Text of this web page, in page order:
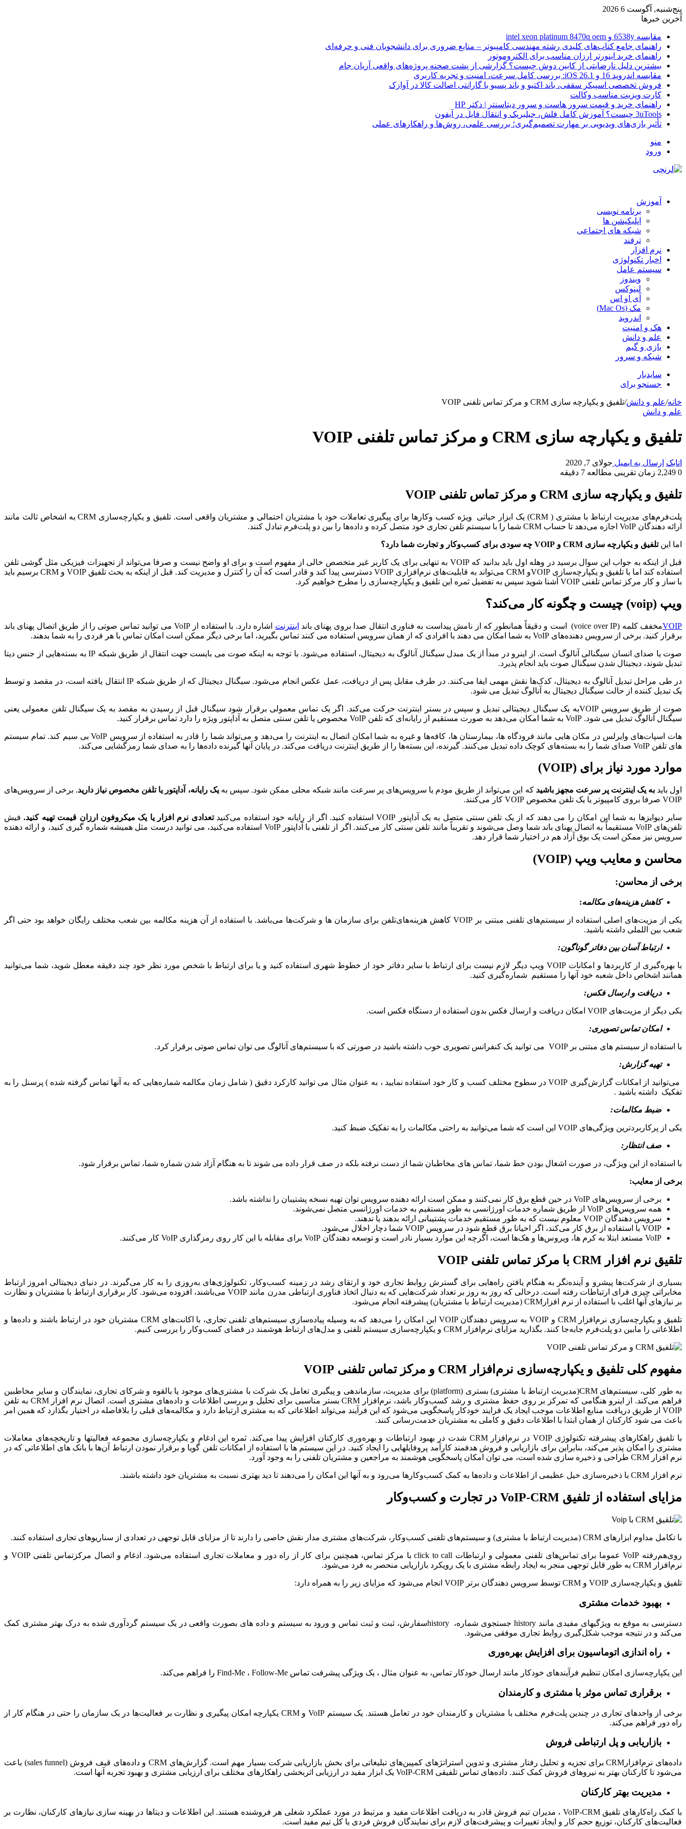
پنج‌شنبه, آگوست 6 2026
آخرین خبرها
مقایسه 6538y و intel xeon platinum 8470q oem
راهنمای جامع کتاب‌های کلیدی رشته مهندسی کامپیوتر – منابع ضروری برای دانشجویان فنی و حرفه‌ای
راهنمای خرید اینورتر ارزان مناسب برای الکتروموتور
بیشترین دلیل نارضایتی از کابین دوش چیست؟ گزارشی از پشت صحنه پروژه‌های واقعی آریان جام
مقایسه اندروید 16 و iOS 26.1: بررسی کامل سرعت، امنیت و تجربه کاربری
فروش تخصصی اسپیکر سقفی، باند اکتیو و باند پسیو با گارانتی اصالت کالا در آوازک
کارت ویزیت مناسب وکالت
راهنمای خرید و قیمت سرور هاست و سرور دیتاسنتر | دکتر HP
3uTools چیست؟ آموزش کامل فلش، جیلبریک و انتقال فایل در آیفون
تأثیر بازی‌های ویدیویی بر مهارت تصمیم‌گیری؛ بررسی علمی، روش‌ها و راهکارهای عملی
منو
ورود
آموزش
برنامه نویسی
اپلیکیشن ها
شبکه های اجتماعی
ترفند
نرم افزار
اخبار تکنولوژی
سیستم عامل
ویندوز
لینوکس
آی او اس
مک (Mac Os)
اندروید
هک و امنیت
علم و دانش
بازی و گیم
شبکه و سرور
سایدبار
جستجو برای
خانه/علم و دانش/تلفیق و یکپارچه سازی CRM و مرکز تماس تلفنی VOIP
علم و دانش
تلفیق و یکپارچه سازی CRM و مرکز تماس تلفنی VOIP
اتابک ارسال به ایمیل جولای 7, 2020
0
زمان تقریبی مطالعه 7 دقیقه
تلفیق و یکپارچه سازی CRM و مرکز تماس تلفنی VOIP
پلت‌فرم‌های مدیریت ارتباط با مشتری ( CRM) یک ابزار حیاتی ویژه کسب و‌کارها برای پیگیری تعاملات خود با مشتریان احتمالی و مشتریان واقعی است. تلفیق و یکپارچه‌سازی CRM به اشخاص ثالث مانند
ارائه دهندگان VoIP اجازه می‌دهد تا حساب CRM شما را با سیستم تلفن تجاری خود متصل کرده و داده‌ها را بین دو پلت‌فرم تبادل کنند.
اما این تلفیق و یکپارچه سازی CRM و VOIP چه سودی برای کسب‌وکار و تجارت شما دارد؟
قبل از اینکه به جواب این سوال برسید در وهله اول باید بدانید که VOIP به تنهایی برای یک کاربر غیر متخصص خالی از مفهوم است و برای او واضح نیست و صرفا می‌تواند از تجهیزات فیزیکی مثل گوشی تلفن
استفاده کند اما با تلفیق و یکپارچه‌سازی VOIPو CRM می‌تواند به قابلیت‌های نرم‌افزاری VOIP دسترسی پیدا کند و قادر است که آن را کنترل و مدیریت کند. قبل از اینکه به بحث تلفیق VOIP و CRM برسیم باید
با ساز و کار مرکز تماس تلفنی VOIP آشنا شوید سپس به تفضیل ثمره این تلفیق و یکپارچه‌سازی را مطرح خواهیم کرد.
ویپ (voip) چیست و چگونه کار می‌کند؟
VOIPمخفف کلمه (voice over IP) است و دقیقاً همانطور که از نامش پیداست به فناوری انتقال صدا بروی پهنای باند اینترنت
اشاره دارد. با استفاده از VoIP می توانید تماس صوتی را از طریق اتصال پهنای باند
برقرار کنید. برخی از سرویس دهند‌ه‌های VoIP به شما امکان می دهند با افرادی که از همان سرویس استفاده می کنند تماس بگیرید، اما برخی دیگر ممکن است امکان تماس با هر فردی را به شما بدهند.
صوت یا صدای انسان سیگنالی آنالوگ است. از اینرو در مبدأ از یک مبدل سیگنال آنالوگ به دیجیتال، استفاده می‌شود. با توجه به اینکه صوت می‌ بایست جهت انتقال از طریق شبکه IP به بسته‌‌هایی از جنس دیتا
تبدیل شوند، دیجیتال شدن سیگنال صوت باید انجام پذیرد.
در طی مراحل تبدیل آنالوگ به دیجیتال، کدک‌‌ها نقش مهمی ایفا می‌کنند. در طرف مقابل پس از دریافت، عمل عکس انجام می‌شود. سیگنال دیجیتال که از طریق شبکه IP انتقال یافته است، در مقصد و توسط
یک تبدیل کننده از حالت سیگنال دیجیتال به آنالوگ تبدیل می شود.
صوت از طریق سرویس VOIPبه یک سیگنال دیجیتالی تبدیل و سپس در بستر اینترنت حرکت می‌کند. اگر یک تماس معمولی برقرار شود سیگنال قبل از رسیدن به مقصد به یک سیگنال تلفن معمولی یعنی
سیگنال آنالوگ تبدیل می شود. VoIP به شما امکان می‌دهد به صورت مستقیم از رایانه‌ای که تلفن VoIP مخصوص یا تلفن سنتی متصل به آداپتور ویژه را دارد تماس برقرار کنید.
هات اسپات‌های وایرلس در مکان هایی مانند فرودگاه ها، بیمارستان ها، کافه‌ها و غیره به شما امکان اتصال به اینترنت را می‌دهد و می‌تواند شما را قادر به استفاده از سرویس VoIP بی سیم کند. تمام سیستم
های تلفن VoIP صدای شما را به بسته‌های کوچک داده تبدیل می‌کنند. گیرنده، این بسته‌ها را از طریق اینترنت دریافت می‌کند. در پایان آنها گیرنده داده‌ها را به صدای شما رمزگشایی می‌کند.
موارد مورد نیاز برای (VOIP
)
اول بایدبه یک اینترنت پر سرعت مجهز باشید که این می‌تواند از طریق مودم یا سرویس‌های پر سرعت مانند شبکه محلی ممکن شود. سپس بهیک رایانه، آداپتور یا تلفن مخصوص نیاز دارید. برخی از سرویس‌های
VOIP صرفا بروی کامپیوتر یا یک تلفن مخصوص VOIP کار می‌کنند.
سایر دیوایزها به شما این امکان را می دهند که از یک تلفن سنتی متصل به یک آداپتور VOIP استفاده کنید. اگر از رایانه خود استفاده می‌کنید تعدادی نرم افزار یا یک میکروفون ارزان قیمت تهیه کنید.فیش
تلفن‌های VoIP مستقیماً به اتصال پهنای باند شما وصل می‌شوند و تقریباً مانند تلفن سنتی کار می‌کنند. اگر از تلفنی با آداپتور VoIP استفاده می‌کنید، می توانید درست مثل همیشه شماره گیری کنید، و ارائه دهنده
سرویس نیز ممکن است یک بوق آزاد هم در اختیار شما قرار دهد.
محاسن و معایب ویپ (VOIP
)
برخی از محاسن:
کاهش هزینه‌های مکالمه:
یکی از مزیت‌های اصلی استفاده از سیستم‌های تلفنی مبتنی بر VOIP کاهش هزینه‌های‌تلفن برای سازمان ها و شرکت‌ها می‌باشد. با استفاده از آن هزینه مکالمه بین شعب مختلف رایگان خواهد بود حتی اگر
شعب بین اللملی داشته باشید.
ارتباط آسان بین دفاتر گوناگون:
با بهره‌گیری از کاربرد‌ها و امکانات VOIP ویپ دیگر لازم نیست برای ارتباط با سایر دفاتر خود از خطوط شهری استفاده کنید و یا برای ارتباط با شخص مورد نظر خود چند دقیقه معطل شوید‌، شما می‌توانید
همانند اشخاص داخل شعبه خود آنها را مستقیم شماره‌گیری کنید.
دریافت و ارسال فکس:
یکی دیگر از مزیت‌های VOIP امکان دریافت و ارسال فکس بدون استفاده از دستگاه فکس است.
امکان تماس تصویری:
با استفاده از سیستم های مبتنی بر VOIP می توانید یک کنفرانس تصویری خوب داشته باشید در صورتی که با سیستم‌های آنالوگ می توان تماس صوتی برقرار کرد.
تهیه گزارش:
می‌توانید از امکانات گزارش‌گیری VOIP در سطوح مختلف کسب و کار خود استفاده نمایید ، به عنوان مثال می توانید کارکرد دقیق ( شامل زمان مکالمه شماره‌هایی که به آنها تماس گرفته شده ) پرسنل را به
تفکیک داشته باشید .
ضبط مکالمات:
یکی از پرکاربردترین ویژگی‌های VOIP این است که شما می‌توانید به راحتی مکالمات را به تفکیک ضبط کنید.
صف انتظار:
با استفاده از این ویژگی، در صورت اشغال بودن خط شما، تماس های مخاطبان شما از دست نرفته بلکه در صف قرار داده می شوند تا به هنگام آزاد شدن شماره شما، تماس برقرار شود.
برخی از معایب:
برخی از سرویس‌های VoIP در حین قطع برق کار نمی‌کنند و ممکن است ارائه دهنده سرویس توان تهیه نسخه پشتیبان را نداشته باشد.
همه سرویس‌های VoIP از طریق شماره خدمات اورژانسی به طور مستقیم به خدمات اورژانسی متصل نمی‌شوند.
سرویس دهندگان VOIP معلوم نیست که به طور مستقیم خدمات پشتیبانی ارائه بدهند یا ندهند.
VOIP با استفاده از برق کار می‌کند، اگر احیانا برق قطع شود در سرویس VOIP شما دچار اخلال می‌شود.
VoIP مستعد ابتلا به کرم ها، ویروس‌ها و هک‌ها است، اگرچه این موارد بسیار نادر است و توسعه دهندگان VoIP برای مقابله با این کار روی رمزگذاری VoIP کار می‌کنند.
تلقیق نرم افزار CRM با مرکز تماس تلفنی VOIP
بسیاری از شرکت‌ها پیشرو و آینده‌نگر به هنگام یافتن راه‌هایی برای گسترش روابط تجاری خود و ارتقای رشد در زمینه کسب‌وکار، تکنولوژی‌های به‌روزی را به کار می‌گیرند. در دنیای دیجیتالی امروز ارتباط
مخابراتی چیزی فرای ارتباطات رفته است. در‌حالی که روز به روز بر تعداد شرکت‌هایی که به دنبال اتخاذ فناوری ارتباطی مدرن مانند VOIP‌ می‌باشند، افزوده می‌شود. کار برقراری ارتباط با مشتریان و نظارت
بر نیازهای آنها اغلب با استفاده از نرم افزارCRM (مدیریت ارتباط با مشتریان) پیشرفته انجام می‌شود.
تلفیق و یکپارچه‌سازی نرم‌افزار CRM و VOIP به سرویس دهندگان VOIP این امکان را می‌دهد که به وسیله پیاده‌سازی سیستم‌های تلفنی تجاری، با اکانت‌های CRM مشتریان خود در ارتباط باشند و داده‌ها و
اطلاعاتی را مابین دو پلت‌فرم جابه‌جا کنند. بگذارید مزایای نرم‌افزار CRM و یکپارچه‌سازی سیستم تلفنی و مدل‌های ارتباط هوشمند در فضای کسب‌وکار را بررسی کنیم.
مفهوم کلی تلفیق و یکپارچه‌سازی نرم‌افزار CRM و مرکز تماس تلفنی VOIP
به طور کلی، سیستم‌های CRM(مدیریت ارتباط با مشتری) بستری (platform) برای مدیریت، سازماندهی و پیگیری تعامل یک شرکت با مشتری‌های موجود یا بالقوه و شرکای تجاری، نمایندگان و سایر مخاطبین
فراهم می‌کند. از اینرو هنگامی که تمرکز بر روی حفظ مشتری و رشد کسب‌و‌کار باشد، نرم‌افزار CRM بستر مناسبی برای تحلیل و بررسی اطلاعات و داده‌های مشتری است. اتصال نرم افزار CRM به تلفن
VOIP از طریق دریافت منابع اطلاعات موجب ایجاد یک فرایند خودکار پاسخگویی می‌شود که این فرآیند می‌تواند اطلاعاتی که به مشتری ارتباط دارد و مکالمه‌های قبلی را بلافاصله در اختیار بگذارد که همین امر
باعث می شود کارکنان از همان ابتدا با اطلاعات دقیق و کاملی به مشتریان خدمت‌رسانی کنند.
با تلفیق راهکارهای پیشرفته تکنولوژی VOIP در نرم‌افزار CRM شدت در بهبود ارتباطات و بهره‌وری کارکنان افزایش پیدا می‌کند. ثمره این ادغام و یکپارچه‌سازی مجموعه فعالیتها و تاریخچه‌های معاملات
مشتری را امکان پذیر می‌کند، بنابراین برای بازاریابی و فروش هدفمند کارآمد پروفایلهایی را ایجاد کنید. در این سیستم ها با استفاده از امکانات تلفن گویا و برقرار نمودن ارتباط آن‌ها با بانک های اطلاعاتی که در
نرم افزار CRM طراحی و ذخیره سازی شده است، می توان امکان پاسخگویی هوشمند به مراجعین و مشتریان تلفنی را به وجود آورد.
نرم افزار CRM با ذخیره‌سازی خیل عظیمی از اطلاعات و داده‌ها به کمک کسب‌و‌کارها می‌رود و به آنها این امکان را می‌دهند تا دید بهتری نسبت به مشتریان خود داشته باشند.
مزایای استفاده از تلفیق VoIP-CRM در تجارت و کسب‌وکار
با تکامل مداوم ابزارهای CRM (مدیریت ارتباط با مشتری) و سیستم‌های تلفنی کسب‌و‌کار، شرکت‌های مشتری مدار نقش خاصی را دارند تا از مزایای قابل توجهی در تعدادی از سناریوهای تجاری استفاده کنند.
روی‌هم‌رفته VoIP عموما برای تماس‌های تلفنی معمولی و ارتباطات click to call با مرکز تماس، همچنین برای کار از راه دور و معاملات تجاری استفاده می‌شود. ادغام و اتصال مرکزتماس تلفنی VOIP و
نرم‌افزار CRM به طور قابل توجهی منجر به ایجاد رابطه مشتری با یک رویکرد بازاریابی منحصر به فرد می‌شود.
تلفیق و یکپارچه‌سازی VOIP و CRM توسط سرویس دهندگان برتر VOIP انجام ‌می‌شود که مزایای زیر را به همراه دارد:
بهبود خدمات مشتری
دسترسی به موقع به ویژگیهای مفیدی مانند history جستجوی شماره، historyسفارش، ثبت و ثبت تماس و ورود به سیستم و داده های بصورت واقعی در یک سیستم گردآوری شده به درک بهتر مشتری کمک
می‌کند و در نتیجه موجب شکل‌گیری روابط تجاری موفقی می‌شود.
راه اندازی اتوماسیون برای افزایش بهره‌وری
این یکپارچه‌سازی امکان تنظیم فرآیندهای خودکار مانند ارسال خودکار تماس، به عنوان مثال ، یک ویژگی پیشرفت تماس Find-Me ، Follow-Me را فراهم می‌کند.
برقراری تماس موثر با مشتری و کارمندان
برخی از واحد‌های تجاری در چندین پلت‌فرم مختلف با مشتریان و کارمندان خود در تعامل هستند. یک سیستم VoIP و CRM یکپارچه امکان پیگیری و نظارت بر فعالیت‌ها در یک سازمان را حتی در هنگام کار از
راه دور فراهم می‌کند.
بازاریابی و پل ارتباطی فروش
داده‌های نرم‌افزارCRM برای تجزیه و تحلیل رفتار مشتری و تدوین استراتژ‌‌های کمپین‌های تبلیغاتی برای بخش بازاریابی شرکت بسیار مهم است. گزار‌ش‌های CRM و داده‌های قیف فروش (sales funnel) باعث
می‌شود تا کارکنان بهتر به نیرو‌های فروش کمک کنند. داده‌های تماس تلفیقی VoIP-CRM یک ابزار مفید در ارزیابی اثربخشی راهکارهای مختلف برای ارزیابی مشتری و بهبود تجربه آنها است.
مدیریت بهتر کارکنان
با کمک راه‌کارهای تلفیق VoIP-CRM ، مدیران تیم فروش قادر به دریافت اطلاعات مفید و مرتبط در مورد عملکرد شغلی هر فروشنده هستند. این اطلاعات و دیتاها در بهینه سازی نیازهای کارکنان‌، نظارت بر
فعالیت‌های کارکنان، توزیع حجم کار و ایجاد تغییرات و پیشرفت‌های لازم برای نمایندگان فروش فردی یا کل تیم مفید است.